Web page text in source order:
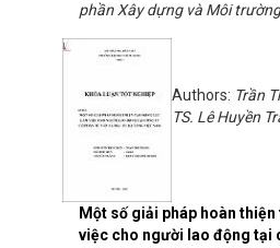
phần Xây dựng và Môi
Một số giải pháp hoàn
việc cho người lao động tại
Authors: Trần
TS. Lê Huyền